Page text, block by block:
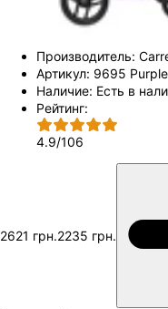
Производитель:
Артикул: 9695 Purple
Наличие: Есть в
Рейтинг:
4.9/106
2621 грн.2235 грн.